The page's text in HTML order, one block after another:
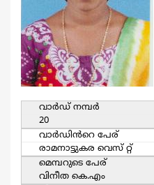
വാര്‍ഡ്‌ നമ്പര്‍
20
വാര്‍ഡിൻറെ പേര്
രാമനാട്ടുകര വെസ് റ്റ്
മെമ്പറുടെ പേര്
വിനീത കെ.എം